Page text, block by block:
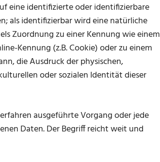
eine identifizierte oder identifizierbare
als identifizierbar wird eine natürliche
Zuordnung zu einer Kennung wie einem
Kennung (z.B. Cookie) oder zu einem
die Ausdruck der physischen,
oder sozialen Identität dieser
ausgeführte Vorgang oder jede
Daten. Der Begriff reicht weit und